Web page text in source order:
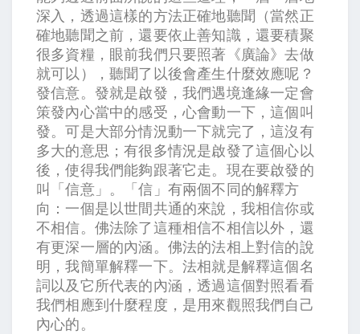
深入，透過這樣的方法正確地聽聞（當然正
確地聽聞之前，還要依止善知識，還要積聚
很多資糧，眼前我們只要照著《廣論》去做
就可以），聽聞了以後會產生什麼效應呢？
發信意。發就是啟發，我們遇境逢緣一定會
策發內心當中的感受，心會動一下，這個叫
發。可是大部分情況動一下就完了，這沒有
多大的意思；有很多情況是啟發了這個心以
後，使得我們能夠跟著它走。現在要啟發的
叫「信意」。「信」有兩個不同的解釋方
向：一個是以世間共通的來說，我相信你或
不相信。佛法除了這種相信不相信以外，還
有更深一層的內涵。佛法的法相上對信的說
明，我簡單解釋一下。法相就是解釋這個名
詞以及它所代表的內涵，透過這個對照看看
我們相應到什麼程度，是用來觀照我們自己
內心的。